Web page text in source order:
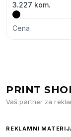
3.227 kom.
Cena
PRINT
Vaš partner za
REKLAMNI